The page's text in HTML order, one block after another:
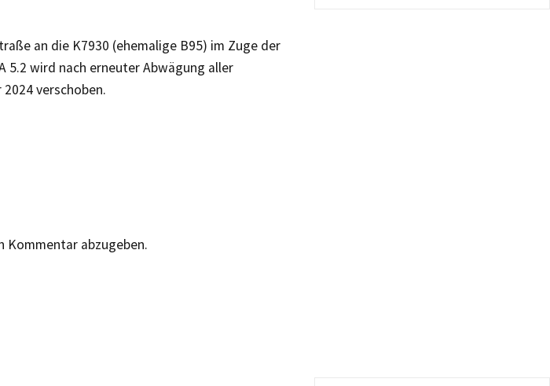
an die K7930 (ehemalige B95) im Zuge der
5.2 wird nach erneuter Abwägung aller
verschoben.
Kommentar abzugeben.